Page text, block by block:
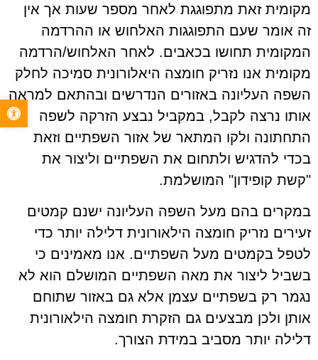
מקומית זאת מתפוגגת לאחר מספר שעות אך אין
זה אומר שעם התפוגגות האלחוש או ההרדמה
המקומית תחושו בכאבים. לאחר האלחוש/הרדמה
מקומית אנו נזריק חומצה היאלורונית סמיכה לחלק
השפה העליונה באזורים הנדרשים ובהתאם למראה
אותו נרצה לקבל, במקביל נבצע הזרקה לשפה
התחתונה ולקו המתאר של אזור השפתיים וזאת
בכדי להדגיש ולתחום את השפתיים וליצור את
"קשת קופידון" המושלמת.
במקרים בהם מעל השפה העליונה ישנם קמטים
זעירים נזריק חומצה הילאורונית דלילה יותר כדי
לטפל בקמטים מעל השפתיים. אנו מאמינים כי
בשביל ליצור את מאה השפתיים המושלם הוא לא
נגמר רק בשפתיים עצמן אלא גם באזור שתוחם
אותן ולכן מבצעים גם הזקרת חומצה הילאורונית
דלילה יותר מסביב במידת הצורך.
פתח